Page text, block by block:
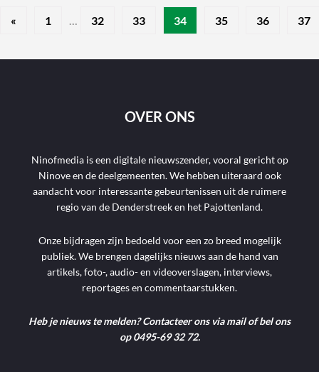
« 1 32 33 34 35 36 37
OVER ONS
Ninofmedia is een digitale nieuwszender, vooral gericht op
Ninove en de deelgemeenten. We hebben uiteraard ook
aandacht voor interessante gebeurtenissen uit de ruimere
regio van de Denderstreek en het Pajottenland.
Onze bijdragen zijn bedoeld voor een zo breed mogelijk
publiek. We brengen dagelijks nieuws aan de hand van
artikels, foto-, audio- en videoverslagen, interviews,
reportages en commentaarstukken.
Heb je nieuws te melden? Contacteer ons via mail of bel ons
op 0495-69 32 72.